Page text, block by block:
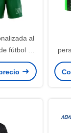
al
fútbol de
y niño